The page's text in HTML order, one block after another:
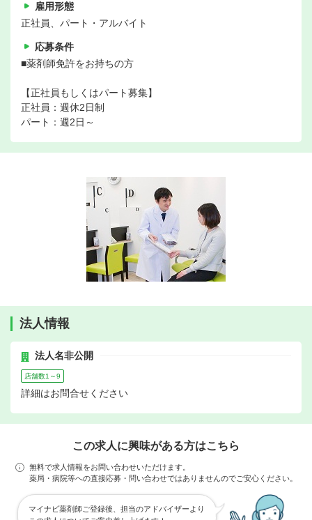
雇用形態
正社員、パート・アルバイト
応募条件
■薬剤師免許をお持ちの方
【正社員もしくはパート募集】
正社員：週休2日制
パート：週2日～
法人情報
法人名非公開
店舗数1～9
詳細はお問合せください
この求人に興味がある方はこちら
無料で求人情報をお問い合わせいただけます。
薬局・病院等への直接応募・問い合わせではありませんのでご安心ください。
マイナビ薬剤師ご登録後、担当のアドバイザーより